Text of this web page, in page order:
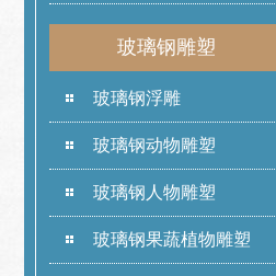
玻璃钢雕塑
玻璃钢浮雕
玻璃钢动物雕塑
玻璃钢人物雕塑
玻璃钢果蔬植物雕塑